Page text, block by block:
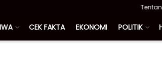
CEK FAKTA EKONOMI POLITIK